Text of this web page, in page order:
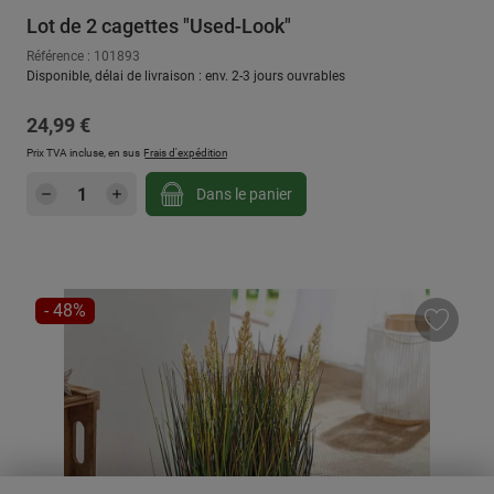
Lot de 2 cagettes "Used-Look"
Référence : 101893
Disponible, délai de livraison : env. 2-3 jours ouvrables
Prix régulier :
24,99 €
Prix TVA incluse, en sus Frais d'expédition
Quantité de produit : Entrez la quantité
Dans le panier
RÉDUCTION
- 48%